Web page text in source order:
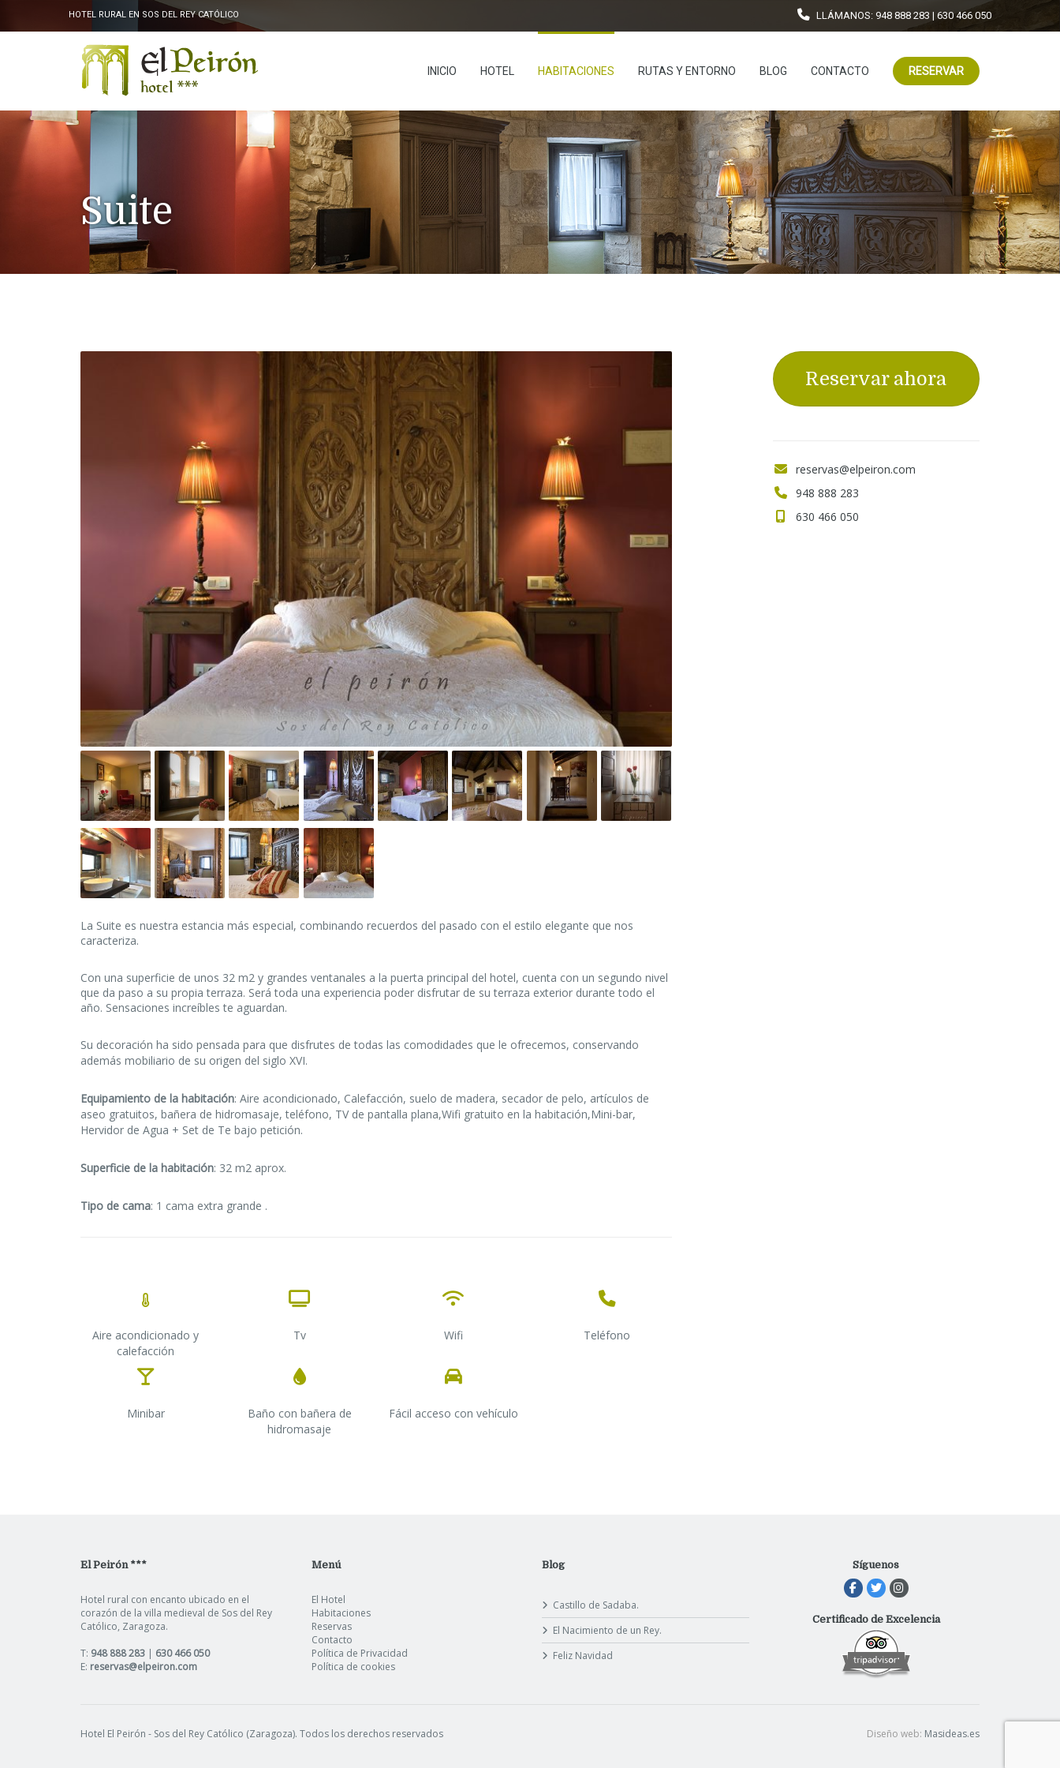
HOTEL RURAL EN SOS DEL REY CATÓLICO LLÁMANOS: 948 888 283 | 630 466 050
INICIO HOTEL HABITACIONES RUTAS Y ENTORNO BLOG CONTACTO RESERVAR
Suite
La Suite es nuestra estancia más especial, combinando recuerdos del pasado con el estilo elegante que nos
caracteriza.
Con una superficie de unos 32 m2 y grandes ventanales a la puerta principal del hotel, cuenta con un segundo nivel
que da paso a su propia terraza. Será toda una experiencia poder disfrutar de su terraza exterior durante todo el
año. Sensaciones increíbles te aguardan.
Su decoración ha sido pensada para que disfrutes de todas las comodidades que le ofrecemos, conservando
además mobiliario de su origen del siglo XVI.
Equipamiento de la habitación: Aire acondicionado, Calefacción, suelo de madera, secador de pelo, artículos de
aseo gratuitos, bañera de hidromasaje, teléfono, TV de pantalla plana,Wifi gratuito en la habitación,Mini-bar,
Hervidor de Agua + Set de Te bajo petición.
Superficie de la habitación: 32 m2 aprox.
Tipo de cama: 1 cama extra grande .
Aire acondicionado y
calefacción
Tv Wifi Teléfono
Minibar
Baño con bañera de
hidromasaje
Fácil acceso con vehículo
Reservar ahora
reservas@elpeiron.com
948 888 283
630 466 050
El Peirón ***
Hotel rural con encanto ubicado en el
corazón de la villa medieval de Sos del Rey
Católico, Zaragoza.
T: 948 888 283 | 630 466 050
E: reservas@elpeiron.com
Menú
El Hotel
Habitaciones
Reservas
Contacto
Política de Privacidad
Política de cookies
Blog
Castillo de Sadaba.
El Nacimiento de un Rey.
Feliz Navidad
Síguenos
Certificado de Excelencia
Hotel El Peirón - Sos del Rey Católico (Zaragoza). Todos los derechos reservados Diseño web: Masideas.es